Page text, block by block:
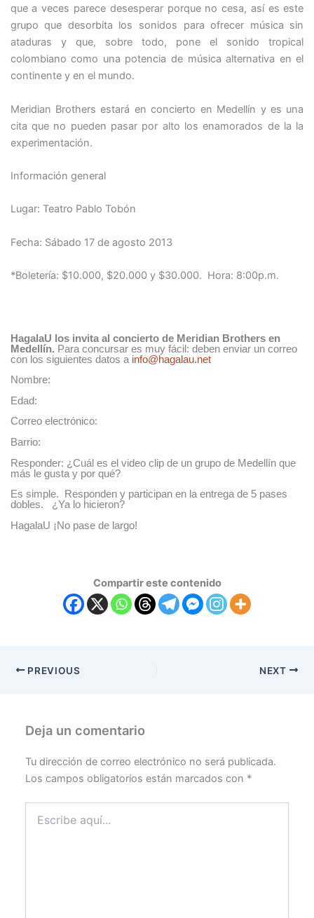
que a veces parece desesperar porque no cesa, así es este
grupo que desorbita los sonidos para ofrecer música sin
ataduras y que, sobre todo, pone el sonido tropical
colombiano como una potencia de música alternativa en el
continente y en el mundo.
Meridian Brothers estará en concierto en Medellín y es una
cita que no pueden pasar por alto los enamorados de la la
experimentación.
Información general
Lugar: Teatro Pablo Tobón
Fecha: Sábado 17 de agosto 2013
*Boletería: $10.000, $20.000 y $30.000. Hora: 8:00p.m.
HagalaU los invita al concierto de Meridian Brothers en
Medellín. Para concursar es muy fácil: deben enviar un correo
con los siguientes datos a info@hagalau.net
Nombre:
Edad:
Correo electrónico:
Barrio:
Responder: ¿Cuál es el video clip de un grupo de Medellín que
más le gusta y por qué?
Es simple. Responden y participan en la entrega de 5 pases
dobles. ¿Ya lo hicieron?
HagalaU ¡No pase de largo!
Compartir este contenido
PREVIOUS NEXT
Deja un comentario
Tu dirección de correo electrónico no será publicada.
Los campos obligatorios están marcados con *
aquí...